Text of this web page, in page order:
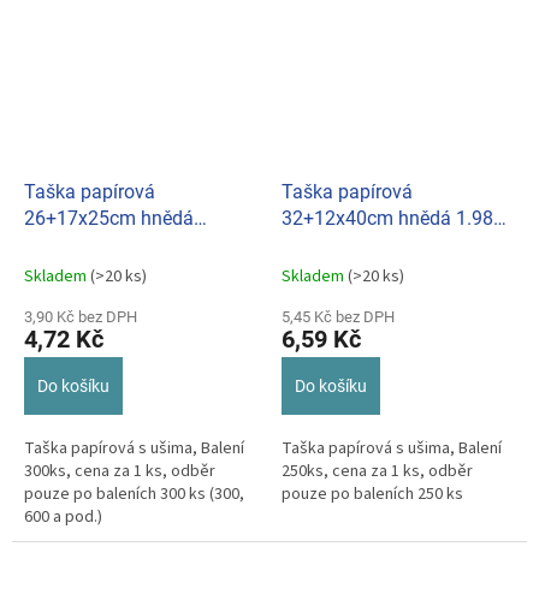
Taška papírová
26+17x25cm hnědá
Skladem (>20 ks)
3,90 Kč bez DPH
4,72 Kč
Do košíku
Taška papírová s ušima, Balení
300ks, cena za 1 ks, odběr
pouze po baleních 300 ks (300,
600 a pod.)
Taška papírová
32+12x40cm hnědá 1.9803
Skladem (>20 ks)
5,45 Kč bez DPH
6,59 Kč
Do košíku
Taška papírová s ušima, Balení
250ks, cena za 1 ks, odběr
pouze po baleních 250 ks